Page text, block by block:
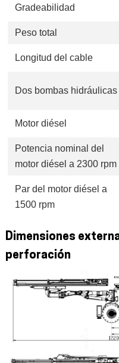
Gradeabilidad
Peso total
Longitud del cable
Dos bombas hidráulicas
Motor diésel
Potencia nominal del
motor diésel a 2300 rpm
Par del motor diésel a
1500 rpm
Dimensiones
perforación